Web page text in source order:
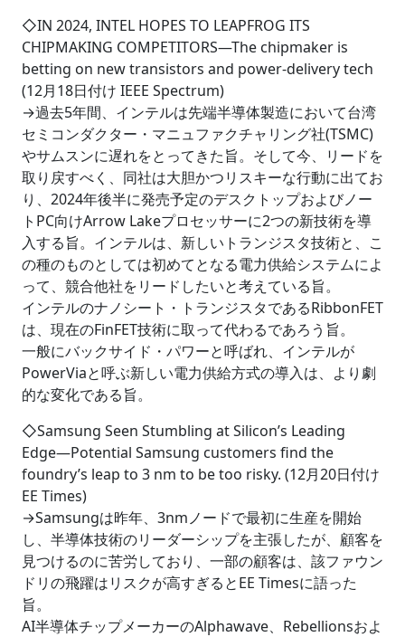
◇IN 2024, INTEL HOPES TO LEAPFROG ITS
CHIPMAKING COMPETITORS―The chipmaker is
betting on new transistors and power-delivery tech
(12月18日付け IEEE Spectrum)
→過去5年間、インテルは先端半導体製造において台湾
セミコンダクター・マニュファクチャリング社(TSMC)
やサムスンに遅れをとってきた旨。そして今、リードを
取り戻すべく、同社は大胆かつリスキーな行動に出てお
り、2024年後半に発売予定のデスクトップおよびノー
トPC向けArrow Lakeプロセッサーに2つの新技術を導
入する旨。インテルは、新しいトランジスタ技術と、こ
の種のものとしては初めてとなる電力供給システムによ
って、競合他社をリードしたいと考えている旨。
インテルのナノシート・トランジスタであるRibbonFET
は、現在のFinFET技術に取って代わるであろう旨。
一般にバックサイド・パワーと呼ばれ、インテルが
PowerViaと呼ぶ新しい電力供給方式の導入は、より劇
的な変化である旨。
◇Samsung Seen Stumbling at Silicon’s Leading
Edge―Potential Samsung customers find the
foundry’s leap to 3 nm to be too risky. (12月20日付け
EE Times)
→Samsungは昨年、3nmノードで最初に生産を開始
し、半導体技術のリーダーシップを主張したが、顧客を
見つけるのに苦労しており、一部の顧客は、該ファウン
ドリの飛躍はリスクが高すぎるとEE Timesに語った
旨。
AI半導体チップメーカーのAlphawave、Rebellionsおよ